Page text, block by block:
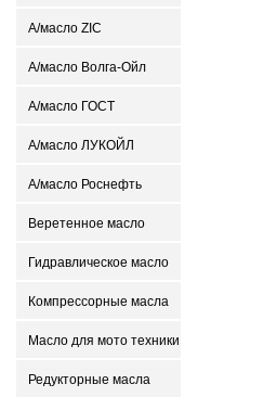
А/масло ZIC
А/масло Волга-Ойл
А/масло ГОСТ
А/масло ЛУКОЙЛ
А/масло Роснефть
Веретенное масло
Гидравлическое масло
Компрессорные масла
Масло для мото техники
Редукторные масла